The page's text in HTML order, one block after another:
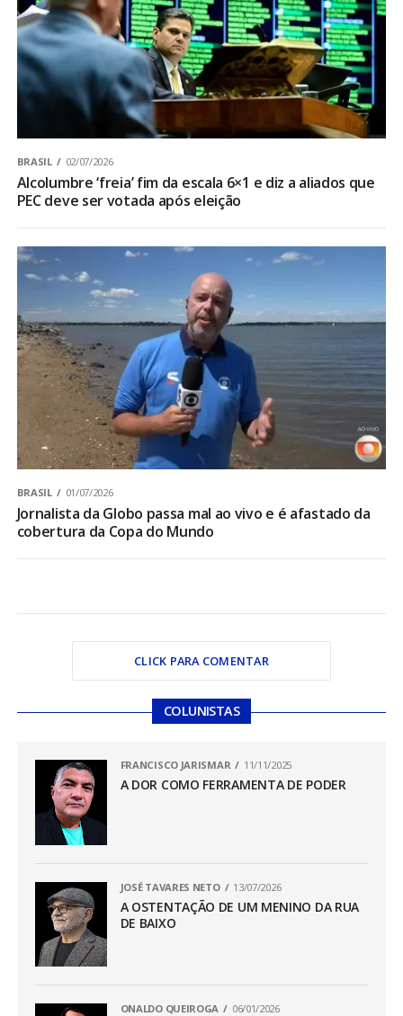
BRASIL 02/07/2026
Alcolumbre ‘freia’ fim da escala 6×1 e diz a aliados que
PEC deve ser votada após eleição
BRASIL 01/07/2026
Jornalista da Globo passa mal ao vivo e é afastado da
cobertura da Copa do Mundo
CLICK PARA COMENTAR
COLUNISTAS
FRANCISCO JARISMAR 11/11/2025
A DOR COMO FERRAMENTA DE PODER
JOSÉ TAVARES NETO 13/07/2026
A OSTENTAÇÃO DE UM MENINO DA RUA
DE BAIXO
ONALDO QUEIROGA 06/01/2026